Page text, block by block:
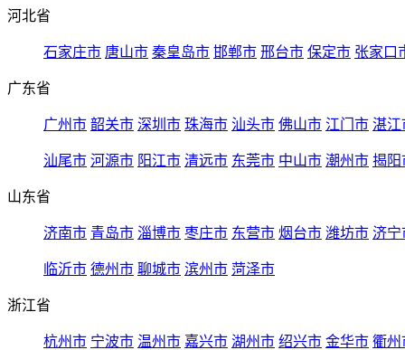
河北省
石家庄市 唐山市 秦皇岛市 邯郸市 邢台市 保定市 张家口
广东省
广州市 韶关市 深圳市 珠海市 汕头市 佛山市 江门市 湛江
汕尾市 河源市 阳江市 清远市 东莞市 中山市 潮州市 揭阳
山东省
济南市 青岛市 淄博市 枣庄市 东营市 烟台市 潍坊市 济宁
临沂市 德州市 聊城市 滨州市 菏泽市
浙江省
杭州市 宁波市 温州市 嘉兴市 湖州市 绍兴市 金华市 衢州